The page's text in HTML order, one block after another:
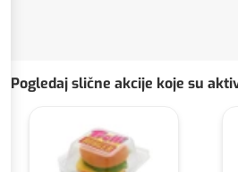
Pogledaj slične akcije koje su